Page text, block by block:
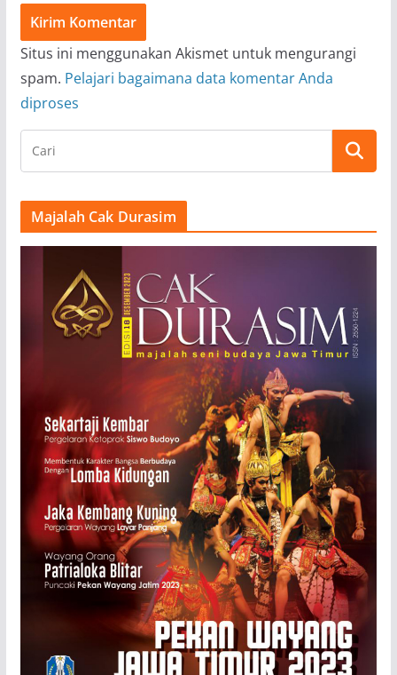
Situs ini menggunakan Akismet untuk mengurangi
spam. Pelajari bagaimana data komentar Anda
diproses
Majalah Cak Durasim